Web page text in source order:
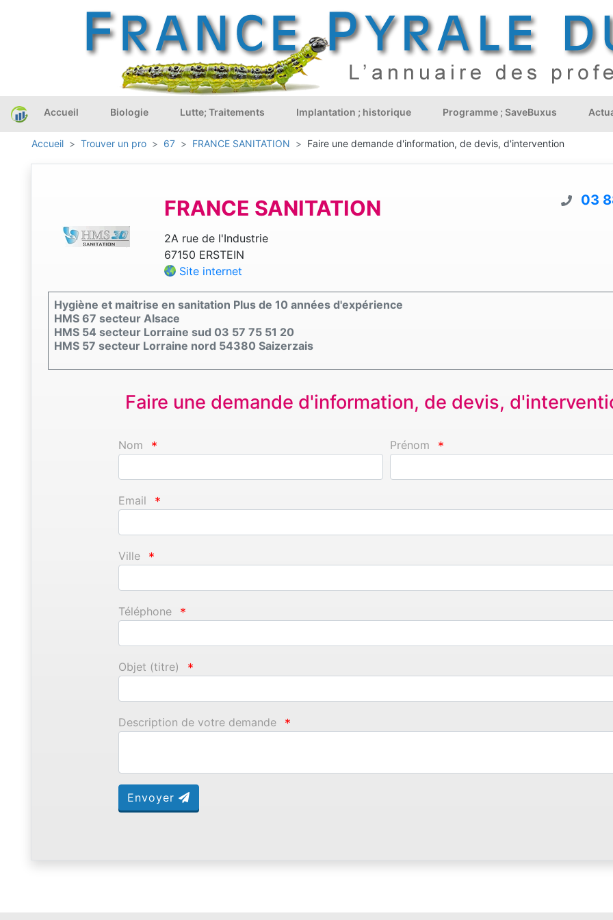
Accueil Biologie Lutte; Traitements Implantation ; historique Programme ; SaveBuxus
Accueil Trouver un pro 67 FRANCE SANITATION Faire une demande d'information, de devis, d'intervention
FRANCE SANITATION
2A rue de l'Industrie
67150 ERSTEIN
Site internet
03
Hygiène et maitrise en sanitation Plus de 10 années d'expérience
HMS 67 secteur Alsace
HMS 54 secteur Lorraine sud 03 57 75 51 20
HMS 57 secteur Lorraine nord 54380 Saizerzais
Faire une demande d'information, de devis,
Nom * Prénom *
Email *
Ville *
Téléphone *
Objet (titre) *
Description de votre demande *
Envoyer